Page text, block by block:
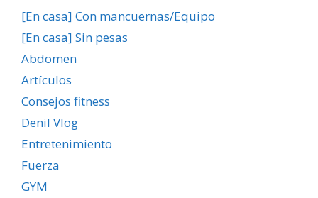
[En casa] Con mancuernas/Equipo
[En casa] Sin pesas
Abdomen
Artículos
Consejos fitness
Denil Vlog
Entretenimiento
Fuerza
GYM